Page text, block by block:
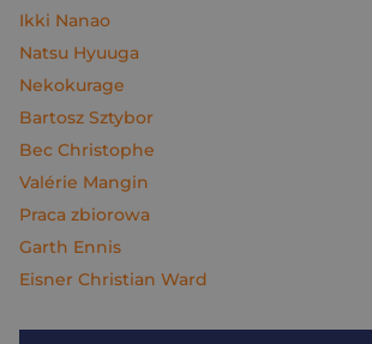
Ikki Nanao
Natsu Hyuuga
Nekokurage
Bartosz Sztybor
Bec Christophe
Valérie Mangin
Praca zbiorowa
Garth Ennis
Eisner Christian Ward